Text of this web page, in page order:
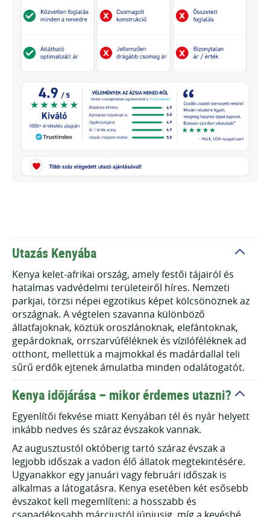
Utazás Kenyába
Kenya kelet-afrikai ország, amely festői tájairól és
hatalmas vadvédelmi területeiről híres. Nemzeti
parkjai, törzsi népei egzotikus képet kölcsönöznek az
országnak. A végtelen szavanna különböző
állatfajoknak, köztük oroszlánoknak, elefántoknak,
gepárdoknak, orrszarvúféléknek és vízilóféléknek ad
otthont, mellettük a majmokkal és madárdallal teli
sűrű erdők ejtenek ámulatba minden odalátogatót.
Kenya időjárása – mikor érdemes utazni?
Egyenlítői fekvése miatt Kenyában tél és nyár helyett
inkább nedves és száraz évszakok vannak.
Az augusztustól októberig tartó száraz évszak a
legjobb időszak a vadon élő állatok megtekintésére.
Ugyanakkor egy januári vagy februári időszak is
alkalmas a látogatásra. Kenya esetében két esősebb
évszakot kell megemlíteni: a hosszabb és